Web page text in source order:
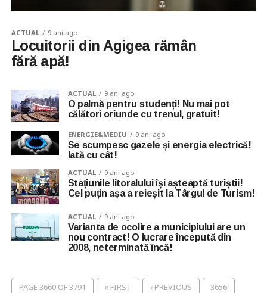
ACTUAL 9 ani ago
Locuitorii din Agigea rămân
fără apă!
ACTUAL 9 ani ago
O palmă pentru studenți! Nu mai pot
călători oriunde cu trenul, gratuit!
ENERGIE&MEDIU 9 ani ago
Se scumpesc gazele și energia electrică!
Iată cu cât!
ACTUAL 9 ani ago
Stațiunile litoralului își așteaptă turiștii!
Cel puțin așa a reieșit la Târgul de Turism!
ACTUAL 9 ani ago
Varianta de ocolire a municipiului are un
nou contract! O lucrare începută din
2008, neterminată încă!
PAGE 3660 OF 3791 « FIRST ‹ PREVIOUS
3656